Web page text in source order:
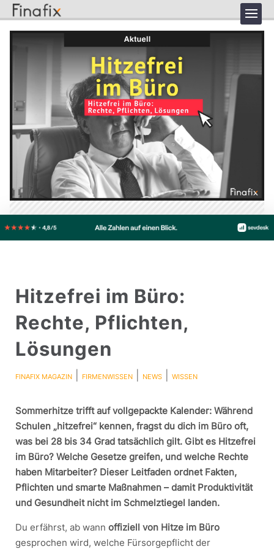
Hitzefrei im Büro:
Rechte, Pflichten,
Lösungen
FINAFIX MAGAZIN| FIRMENWISSEN| NEWS| WISSEN
Sommerhitze trifft auf vollgepackte Kalender: Während
Schulen „hitzefrei“ kennen, fragst du dich im Büro oft,
was bei 28 bis 34 Grad tatsächlich gilt. Gibt es Hitzefrei
im Büro? Welche Gesetze greifen, und welche Rechte
haben Mitarbeiter? Dieser Leitfaden ordnet Fakten,
Pflichten und smarte Maßnahmen – damit Produktivität
und Gesundheit nicht im Schmelztiegel landen.
Du erfährst, ab wann offiziell von Hitze im Büro
gesprochen wird, welche Fürsorgepflicht der